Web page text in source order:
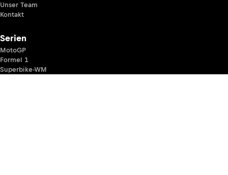
Unser Team
Kontakt
Serien
MotoGP
Formel 1
Superbike-WM